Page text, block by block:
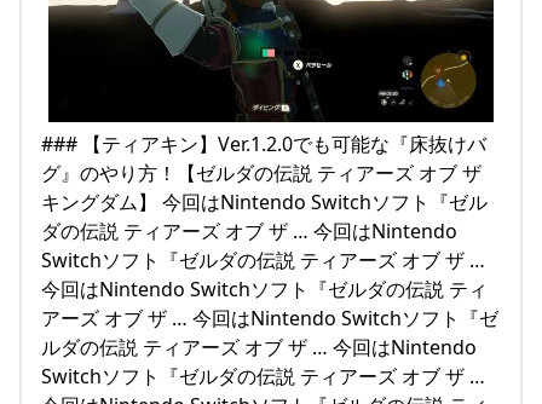
### 【ティアキン】Ver.1.2.0でも可能な『床抜けバ
グ』のやり方！【ゼルダの伝説 ティアーズ オブ ザ
キングダム】 今回はNintendo Switchソフト『ゼル
ダの伝説 ティアーズ オブ ザ … 今回はNintendo
Switchソフト『ゼルダの伝説 ティアーズ オブ ザ …
今回はNintendo Switchソフト『ゼルダの伝説 ティ
アーズ オブ ザ … 今回はNintendo Switchソフト『ゼ
ルダの伝説 ティアーズ オブ ザ … 今回はNintendo
Switchソフト『ゼルダの伝説 ティアーズ オブ ザ …